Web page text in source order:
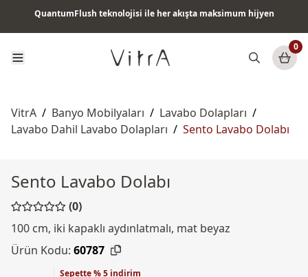
QuantumFlush teknolojisi ile her akışta maksimum hijyen
0
VitrA / Banyo Mobilyaları / Lavabo Dolapları /
Lavabo Dahil Lavabo Dolapları / Sento Lavabo Dolabı
Sento Lavabo Dolabı
(0)
100 cm, iki kapaklı aydınlatmalı, mat beyaz
Ürün Kodu: 60787
Sepette % 5 indirim